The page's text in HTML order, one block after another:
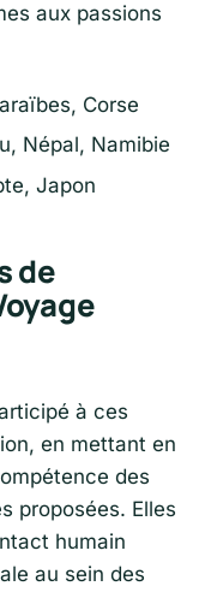
aux passions
Corse
Népal, Namibie
Japon
de
à ces
en mettant en
des
proposées. Elles
humain
au sein des